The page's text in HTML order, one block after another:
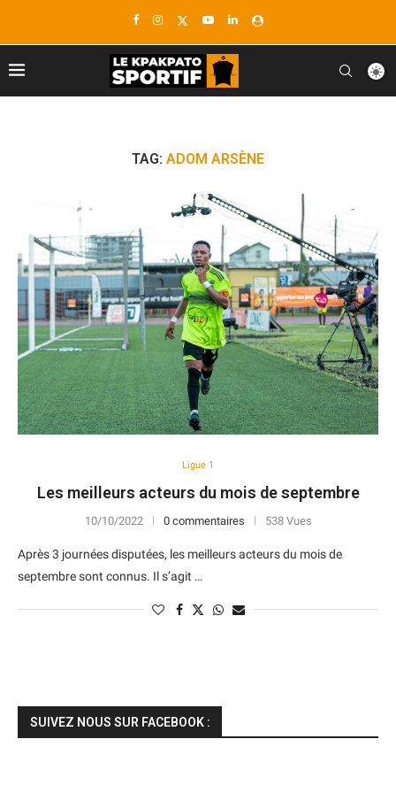
TAG: ADOM ARSÈNE
Ligue 1
Les meilleurs acteurs du mois de septembre
10/10/2022 0 commentaires 538 Vues
Après 3 journées disputées, les meilleurs acteurs du mois de
septembre sont connus. Il s’agit …
SUIVEZ NOUS SUR FACEBOOK :